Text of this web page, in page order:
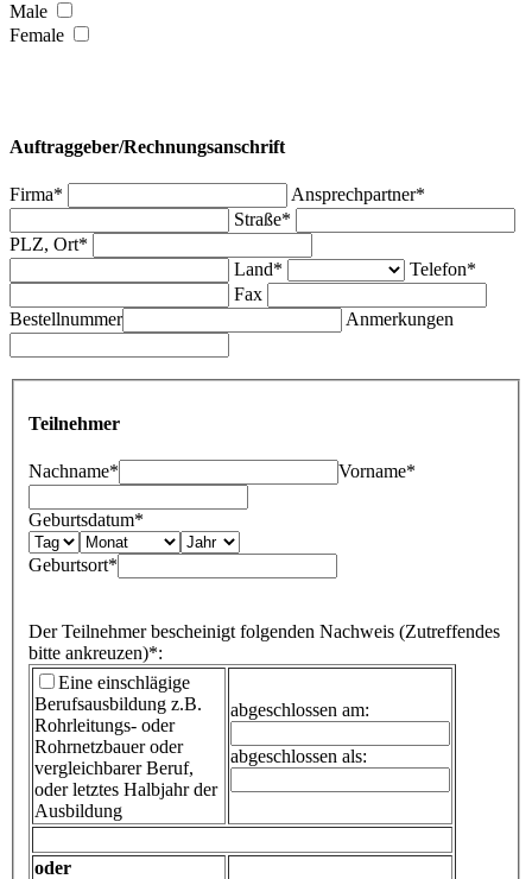
Male
Female
Auftraggeber/Rechnungsanschrift
Firma*
Ansprechpartner*
Straße*
PLZ, Ort*
Land*
Telefon*
Fax
Bestellnummer
Anmerkungen
Teilnehmer
Nachname* Vorname*
Geburtsdatum*
Geburtsort*
Der Teilnehmer bescheinigt folgenden Nachweis (Zutreffendes
bitte ankreuzen)*:
Eine einschlägige
Berufsausbildung z.B.
Rohrleitungs- oder
Rohrnetzbauer oder
vergleichbarer Beruf,
oder letztes Halbjahr der
Ausbildung
abgeschlossen am:
abgeschlossen als:
oder